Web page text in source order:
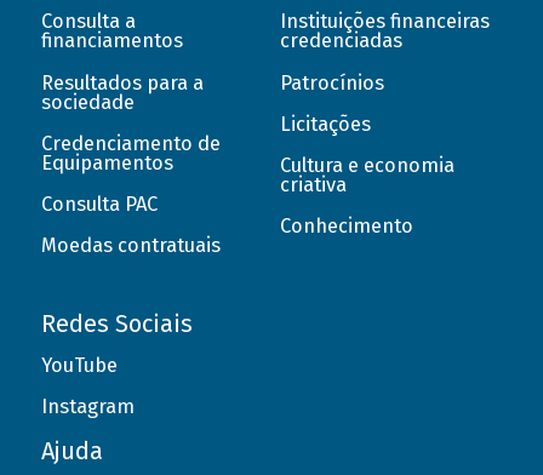
Consulta a
financiamentos
Resultados para a
sociedade
Credenciamento de
Equipamentos
Consulta PAC
Moedas contratuais
Instituições financeiras
credenciadas
Patrocínios
Licitações
Cultura e economia
criativa
Conhecimento
Redes Sociais
YouTube
Instagram
Ajuda